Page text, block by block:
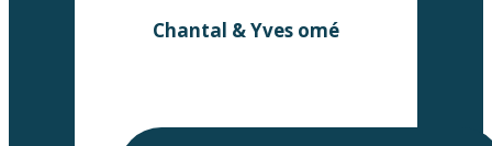
Chantal & Yves omé